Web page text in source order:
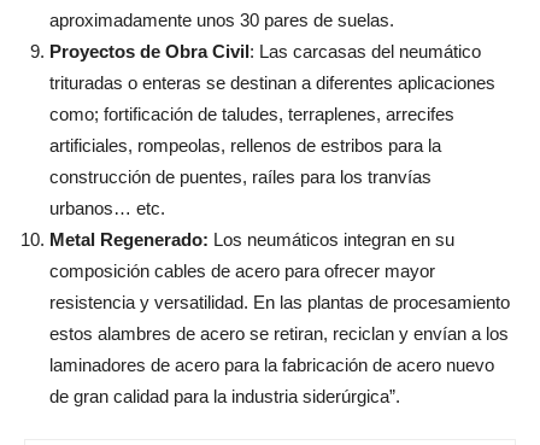
aproximadamente unos 30 pares de suelas.
Proyectos de Obra Civil: Las carcasas del neumático
trituradas o enteras se destinan a diferentes aplicaciones
como; fortificación de taludes, terraplenes, arrecifes
artificiales, rompeolas, rellenos de estribos para la
construcción de puentes, raíles para los tranvías
urbanos… etc.
Metal Regenerado: Los neumáticos integran en su
composición cables de acero para ofrecer mayor
resistencia y versatilidad. En las plantas de procesamiento
estos alambres de acero se retiran, reciclan y envían a los
laminadores de acero para la fabricación de acero nuevo
de gran calidad para la industria siderúrgica”.